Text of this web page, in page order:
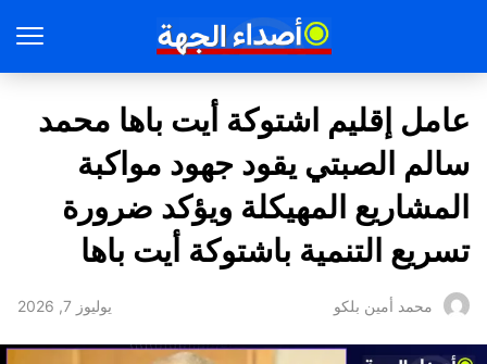
عامل إقليم اشتوكة أيت باها محمد
سالم الصبتي يقود جهود مواكبة
المشاريع المهيكلة ويؤكد ضرورة
تسريع التنمية باشتوكة أيت باها
محمد أمين بلكو يوليوز 7, 2026